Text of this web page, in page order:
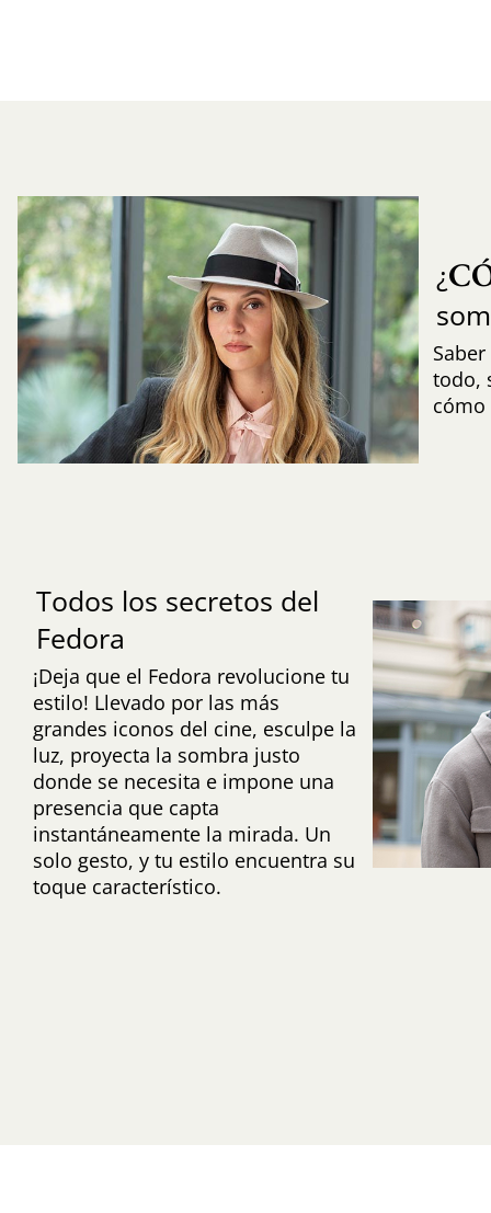
¿
todo,
cómo
Todos los secretos del
Fedora
¡Deja que el Fedora revolucione tu
estilo! Llevado por las más
grandes iconos del cine, esculpe la
luz, proyecta la sombra justo
donde se necesita e impone una
presencia que capta
instantáneamente la mirada. Un
solo gesto, y tu estilo encuentra su
toque característico.